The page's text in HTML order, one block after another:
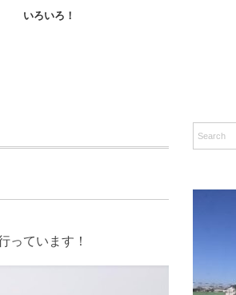
いろいろ！
っています！